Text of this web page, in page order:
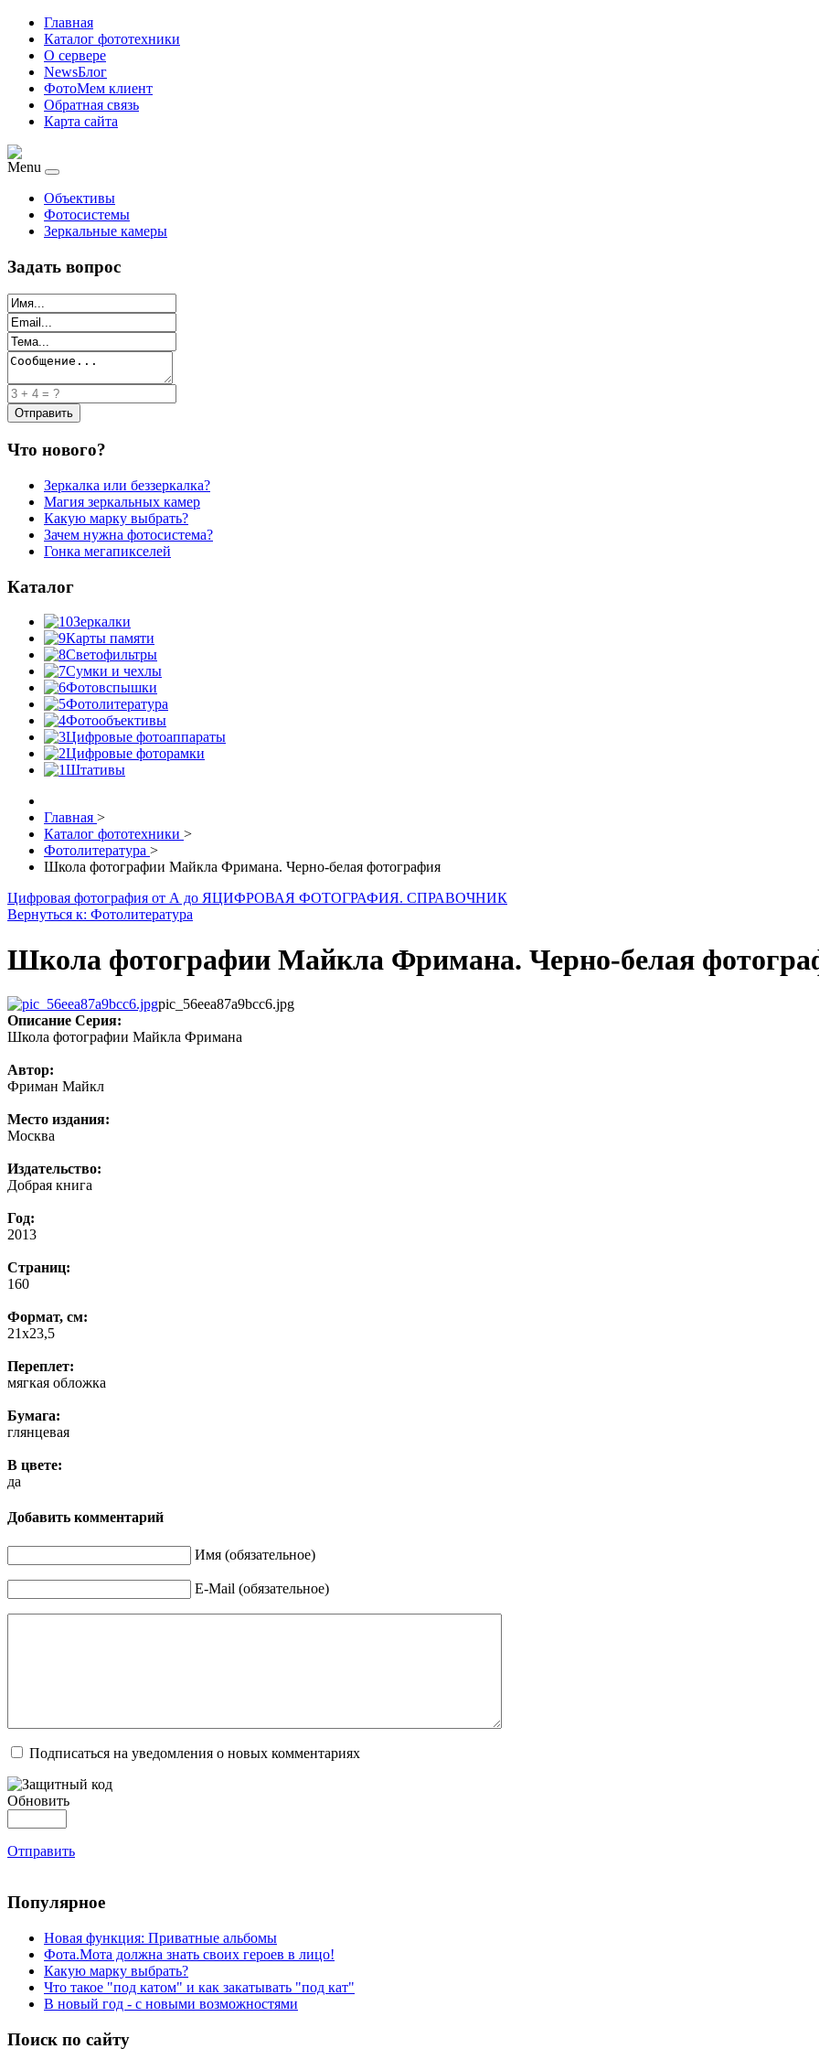
Главная
Каталог фототехники
О сервере
NewsБлог
ФотоМем клиент
Обратная связь
Карта сайта
Menu
Объективы
Фотосистемы
Зеркальные камеры
Задать вопрос
Что нового?
Зеркалка или беззеркалка?
Магия зеркальных камер
Какую марку выбрать?
Зачем нужна фотосистема?
Гонка мегапикселей
Каталог
Зеркалки
Карты памяти
Светофильтры
Сумки и чехлы
Фотовспышки
Фотолитература
Фотообъективы
Цифровые фотоаппараты
Цифровые фоторамки
Штативы
Главная >
Каталог фототехники >
Фотолитература >
Школа фотографии Майкла Фримана. Черно-белая фотография
Цифровая фотография от А до ЯЦИФРОВАЯ ФОТОГРАФИЯ. СПРАВОЧНИК
Вернуться к: Фотолитература
Школа фотографии Майкла Фримана. Черно-белая
pic_56eea87a9bcc6.jpg
Описание Серия:
Школа фотографии Майкла Фримана
Автор:
Фриман Майкл
Место издания:
Москва
Издательство:
Добрая книга
Год:
2013
Страниц:
160
Формат, см:
21х23,5
Переплет:
мягкая обложка
Бумага:
глянцевая
В цвете:
да
Добавить комментарий
Имя (обязательное)
E-Mail (обязательное)
Подписаться на уведомления о новых комментариях
Обновить
Отправить
Популярное
Новая функция: Приватные альбомы
Фота.Мота должна знать своих героев в лицо!
Какую марку выбрать?
Что такое "под катом" и как закатывать "под кат"
В новый год - с новыми возможностями
Поиск по сайту